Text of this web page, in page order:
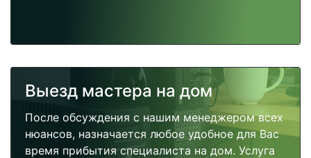
Выезд мастера на дом
После обсуждения с нашим менеджером всех
нюансов, назначается любое удобное для Вас
время прибытия специалиста на дом. Услуга